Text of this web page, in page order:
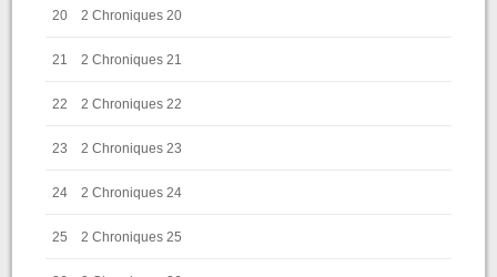
20 2 Chroniques 20
21 2 Chroniques 21
22 2 Chroniques 22
23 2 Chroniques 23
24 2 Chroniques 24
25 2 Chroniques 25